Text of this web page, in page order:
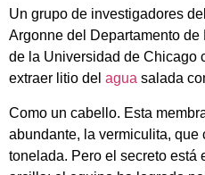
Un grupo de investigadores
Argonne del Departamento
de la Universidad de Chicago
extraer litio del agua salada
Como un cabello. Esta
abundante, la vermiculita,
tonelada. Pero el secreto está